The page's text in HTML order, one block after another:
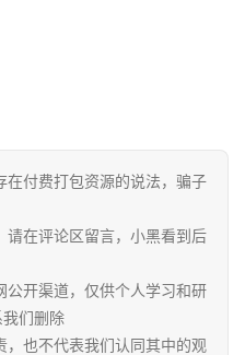
在付费打包资源的说法，骗子
请在评论区留言，小黑看到后
公开渠道，仅供个人学习和研
们删除
，也不代表我们认同其中的观